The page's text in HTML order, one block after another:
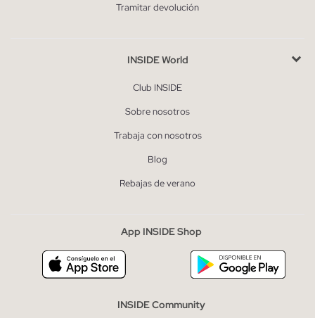
Tramitar devolución
INSIDE World
Club INSIDE
Sobre nosotros
Trabaja con nosotros
Blog
Rebajas de verano
App INSIDE Shop
INSIDE Community